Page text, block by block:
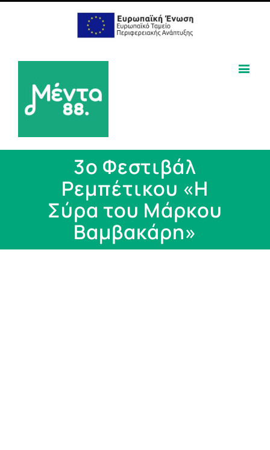
3ο Φεστιβάλ
Ρεμπέτικου «Η
Σύρα του Μάρκου
Βαμβακάρη»